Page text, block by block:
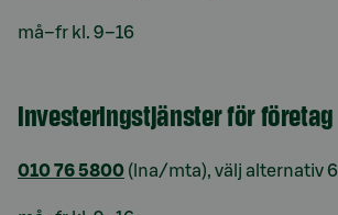
må–fr kl. 9–16
Investeringstjänster för företag
010 76 5800 (lna/mta), välj alternativ 6